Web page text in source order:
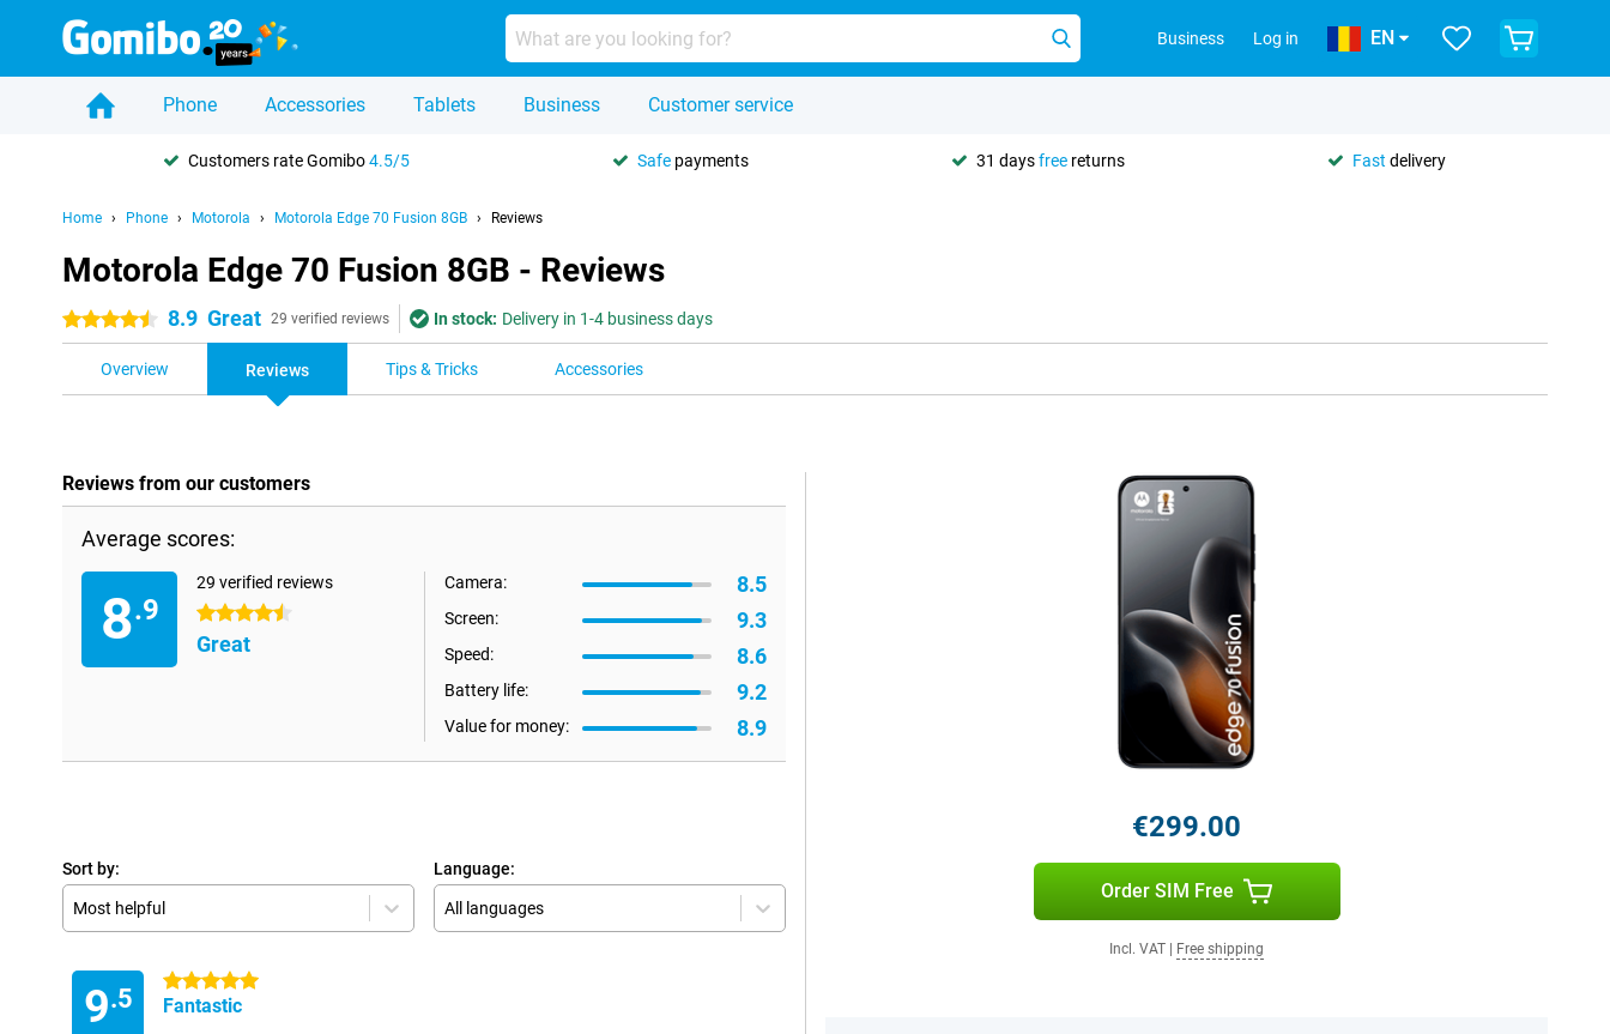
Business Log in EN
Phone Accessories Tablets Business Customer service
Customers rate Gomibo4.5/5 Safe payments 31 daysfree returns Fast delivery
Home Phone Motorola Motorola Edge 70 Fusion 8GB Reviews
Motorola Edge 70 Fusion 8GB - Reviews
4.5 stars 8.9 Great 29 verified reviews In stock: Delivery in 1-4 business days
Overview Reviews Tips & Tricks Accessories
Reviews from our customers
Average scores:
8.9
29 verified reviews
4.5 stars
Great
Camera: 8.5
Screen: 9.3
Speed: 8.6
Battery life: 9.2
Value for money: 8.9
Sort by:
Most helpful
Language:
All languages
9.5
5 stars
Fantastic
€299.00
Order SIM Free
Incl. VAT Free shipping